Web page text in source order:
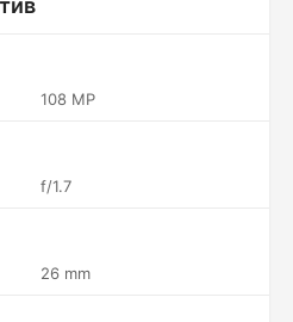
108 MP
f/1.7
26 mm